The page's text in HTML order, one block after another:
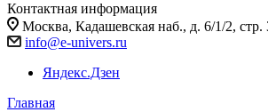
Контактная информация
Москва, Кадашевская наб., д. 6/1/2, стр.
info@e-univers.ru
Яндекс.Дзен
Главная